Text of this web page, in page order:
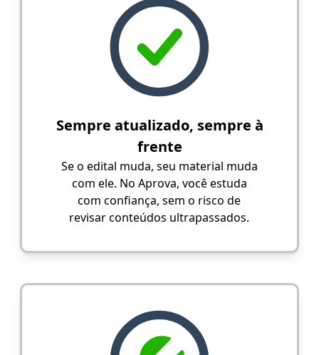
Sempre atualizado, sempre à
frente
Se o edital muda, seu material muda
com ele. No Aprova, você estuda
com confiança, sem o risco de
revisar conteúdos ultrapassados.